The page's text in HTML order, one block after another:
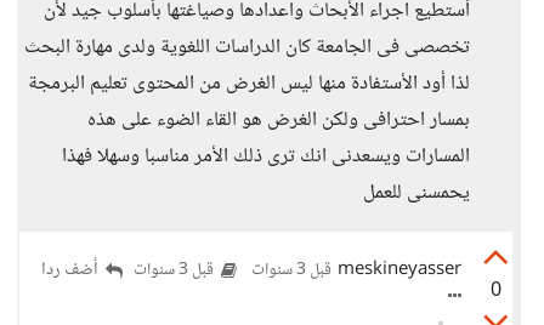
أستطيع اجراء الأبحاث واعدادها وصياغتها بأسلوب جيد لأن
تخصصى فى الجامعة كان الدراسات اللغوية ولدى مهارة البحث
لذا أود الأستفادة منها ليس الغرض من المحتوى تعليم البرمجة
بمسار احترافى ولكن الغرض هو القاء الضوء على هذه
المسارات ويسعدنى انك ترى ذلك الأمر مناسبا وسهلا فهذا
يحمسنى للعمل
0
meskineyasser قبل 3 سنوات قبل 3 سنوات أضف ردا